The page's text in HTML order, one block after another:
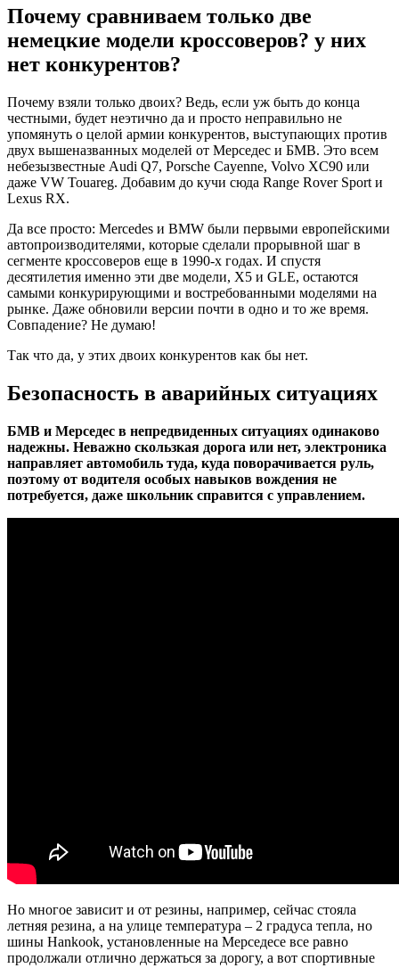
Почему сравниваем только две
немецкие модели кроссоверов? у них
нет конкурентов?
Почему взяли только двоих? Ведь, если уж быть до конца
честными, будет неэтично да и просто неправильно не
упомянуть о целой армии конкурентов, выступающих против
двух вышеназванных моделей от Мерседес и БМВ. Это всем
небезызвестные Audi Q7, Porsche Cayenne, Volvo XC90 или
даже VW Touareg. Добавим до кучи сюда Range Rover Sport и
Lexus RX.
Да все просто: Mercedes и BMW были первыми европейскими
автопроизводителями, которые сделали прорывной шаг в
сегменте кроссоверов еще в 1990-х годах. И спустя
десятилетия именно эти две модели, X5 и GLE, остаются
самыми конкурирующими и востребованными моделями на
рынке. Даже обновили версии почти в одно и то же время.
Совпадение? Не думаю!
Так что да, у этих двоих конкурентов как бы нет.
Безопасность в аварийных ситуациях
БМВ и Мерседес в непредвиденных ситуациях одинаково
надежны. Неважно скользкая дорога или нет, электроника
направляет автомобиль туда, куда поворачивается руль,
поэтому от водителя особых навыков вождения не
потребуется, даже школьник справится с управлением.
Но многое зависит и от резины, например, сейчас стояла
летняя резина, а на улице температура – 2 градуса тепла, но
шины Hankook, установленные на Мерседесе все равно
продолжали отлично держаться за дорогу, а вот спортивные